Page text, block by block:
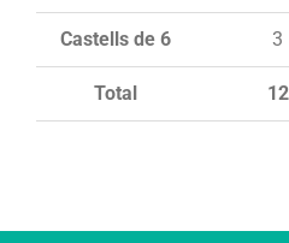
Total 12
Castells de 6 3